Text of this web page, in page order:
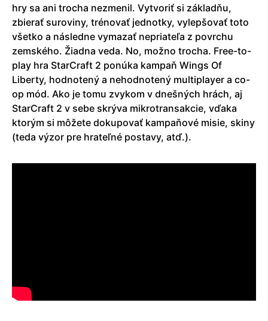
hry sa ani trocha nezmenil. Vytvoriť si základňu,
zbierať suroviny, trénovať jednotky, vylepšovať toto
všetko a následne vymazať nepriateľa z povrchu
zemského. Žiadna veda. No, možno trocha. Free-to-
play hra StarCraft 2 ponúka kampaň Wings Of
Liberty, hodnotený a nehodnotený multiplayer a co-
op mód. Ako je tomu zvykom v dnešných hrách, aj
StarCraft 2 v sebe skrýva mikrotransakcie, vďaka
ktorým si môžete dokupovať kampaňové misie, skiny
(teda výzor pre hrateľné postavy, atď.).